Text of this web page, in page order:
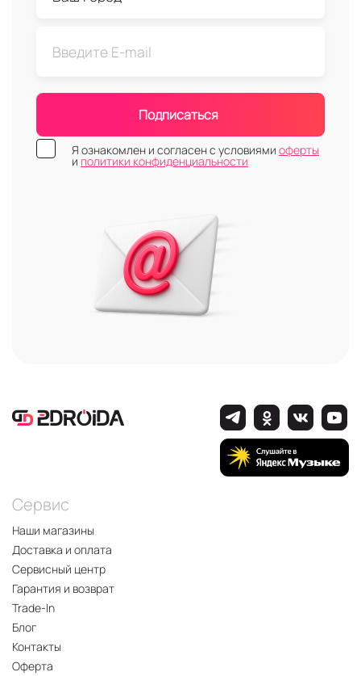
Подписаться
Я ознакомлен и согласен с условиями оферты
и политики конфиденциальности
Сервис
Наши магазины
Доставка и оплата
Сервисный центр
Гарантия и возврат
Trade-In
Блог
Контакты
Оферта